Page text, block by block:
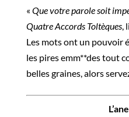
« Que votre parole soit
Quatre Accords Toltèques,
Les mots ont un pouvoir
les pires emm**des tout
belles graines, alors